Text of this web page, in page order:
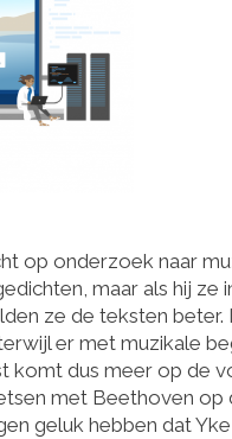
op onderzoek naar
maar als hij ze
ze de teksten
er met muzikale
komt dus meer op de
met Beethoven
geluk hebben dat